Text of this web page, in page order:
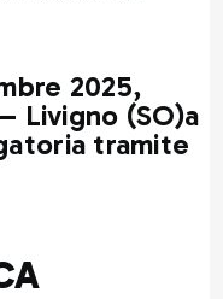
2025,
Livigno (SO)a
tramite